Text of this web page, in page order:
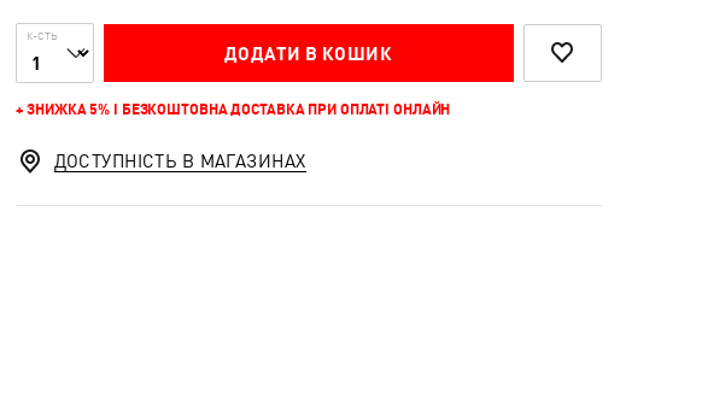
К-СТЬ
ДОДАТИ В КОШИК
+ ЗНИЖКА 5% І БЕЗКОШТОВНА ДОСТАВКА ПРИ ОПЛАТІ ОНЛАЙН
ДОСТУПНІСТЬ В МАГАЗИНАХ